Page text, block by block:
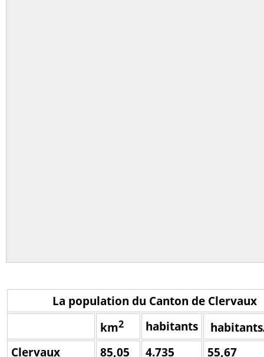
La population du Canton de Clervaux
km2 habitants
Clervaux
85,05 4.735 55,67